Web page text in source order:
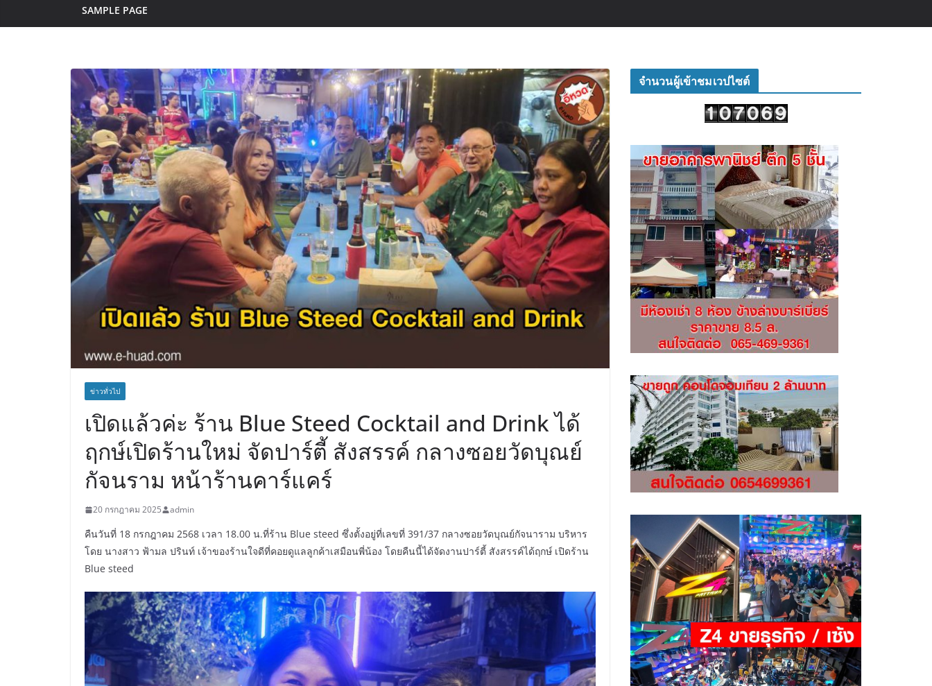
SAMPLE PAGE
ข่าวทั่วไป
เปิดแล้วค่ะ ร้าน Blue Steed Cocktail and Drink ได้
ฤกษ์เปิดร้านใหม่ จัดปาร์ตี้ สังสรรค์ กลางซอยวัดบุณย์
กัจนราม หน้าร้านคาร์แคร์
20 กรกฎาคม 2025 admin
คืนวันที่ 18 กรกฎาคม 2568 เวลา 18.00 น.ที่ร้าน Blue steed ซึ่งตั้งอยู่ที่เลขที่ 391/37 กลางซอยวัดบุณย์กัจนาราม บริหาร
โดย นางสาว ฟ้ามล ปรินท์ เจ้าของร้านใจดีที่คอยดูแลลูกค้าเสมือนพี่น้อง โดยคืนนี้ได้จัดงานปาร์ตี้ สังสรรค์ได้ฤกษ์ เปิดร้าน
Blue steed
จำนวนผู้เข้าชมเวปไซต์